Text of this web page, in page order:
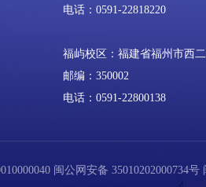
电话：0591-22818220
福屿校区：福建省福州市西
邮编：350002
电话：0591-22800138
闽公网安备 35010202000734号